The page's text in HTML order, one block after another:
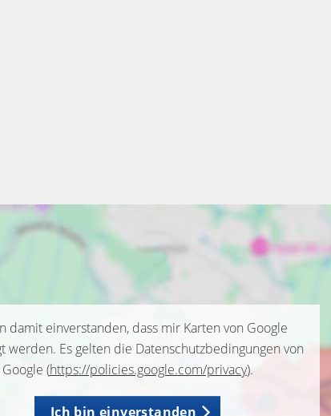
damit einverstanden, dass mir Karten von Google
werden. Es gelten die Datenschutzbedingungen von
Google (https://policies.google.com/privacy).
Ich bin einverstanden